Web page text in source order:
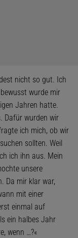
nicht so gut. Ich
wurde mir
Jahren hatte.
Dafür wurden wir
ich mich, ob wir
sollten. Weil
ich ihn aus. Mein
unsere
Da mir klar war,
mit einer
einmal auf
ein halbes Jahr
wenn …?«